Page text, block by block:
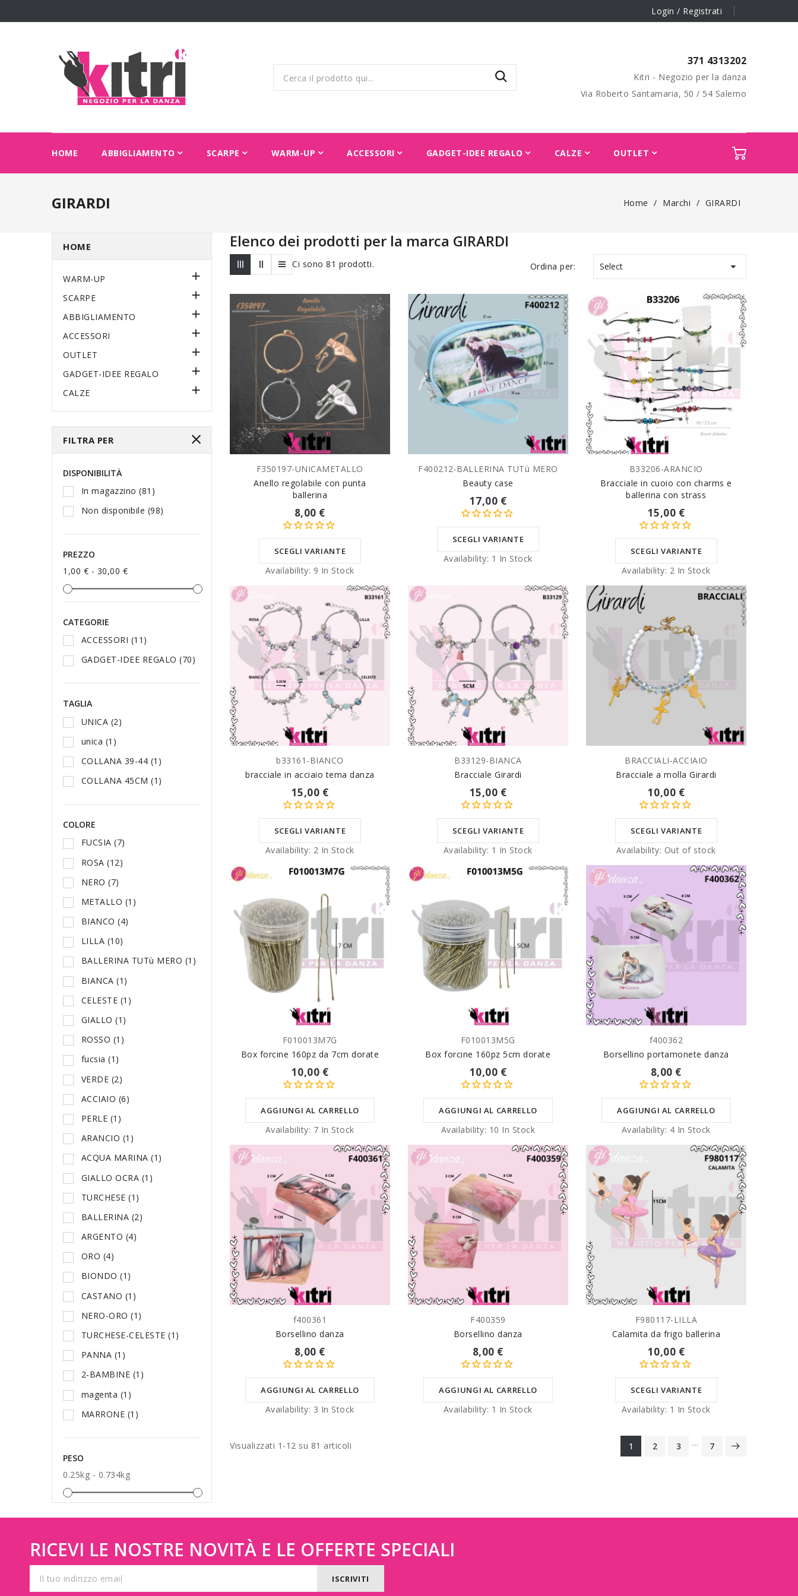
Login / Registrati
371 4313202
Kitri - Negozio per la danza
Via Roberto Santamaria, 50 / 54 Salerno
HOME ABBIGLIAMENTO SCARPE WARM-UP ACCESSORI GADGET-IDEE REGALO CALZE OUTLET
GIRARDI Home Marchi GIRARDI
HOME
WARM-UP 
SCARPE 
ABBIGLIAMENTO 
ACCESSORI 
OUTLET 
GADGET-IDEE REGALO 
CALZE 
FILTRA PER
DISPONIBILITÀ
In magazzino (81)
Non disponibile (98)
PREZZO
1,00 € - 30,00 €
CATEGORIE
ACCESSORI (11)
GADGET-IDEE REGALO (70)
TAGLIA
UNICA (2)
unica (1)
COLLANA 39-44 (1)
COLLANA 45CM (1)
COLORE
FUCSIA (7)
ROSA (12)
NERO (7)
METALLO (1)
BIANCO (4)
LILLA (10)
BALLERINA TUTù MERO (1)
BIANCA (1)
CELESTE (1)
GIALLO (1)
ROSSO (1)
fucsia (1)
VERDE (2)
ACCIAIO (6)
PERLE (1)
ARANCIO (1)
ACQUA MARINA (1)
GIALLO OCRA (1)
TURCHESE (1)
BALLERINA (2)
ARGENTO (4)
ORO (4)
BIONDO (1)
CASTANO (1)
NERO-ORO (1)
TURCHESE-CELESTE (1)
PANNA (1)
2-BAMBINE (1)
magenta (1)
MARRONE (1)
PESO
0.25kg - 0.734kg
Elenco dei prodotti per la marca GIRARDI
Ci sono 81 prodotti. Ordina per: Select 
SCEGLI VARIANTE
F350197-UNICAMETALLO
Anello regolabile con punta
ballerina
8,00 €
SCEGLI VARIANTE
Availability: 9 In Stock
SCEGLI VARIANTE
F400212-BALLERINA TUTù MERO
Beauty case
17,00 €
SCEGLI VARIANTE
Availability: 1 In Stock
SCEGLI VARIANTE
B33206-ARANCIO
Bracciale in cuoio con charms e
ballerina con strass
15,00 €
SCEGLI VARIANTE
Availability: 2 In Stock
SCEGLI VARIANTE
b33161-BIANCO
bracciale in acciaio tema danza
15,00 €
SCEGLI VARIANTE
Availability: 2 In Stock
SCEGLI VARIANTE
B33129-BIANCA
Bracciale Girardi
15,00 €
SCEGLI VARIANTE
Availability: 1 In Stock
SCEGLI VARIANTE
BRACCIALI-ACCIAIO
Bracciale a molla Girardi
10,00 €
SCEGLI VARIANTE
Availability: Out of stock
AGGIUNGI AL CARRELLO
F010013M7G
Box forcine 160pz da 7cm dorate
10,00 €
AGGIUNGI AL CARRELLO
Availability: 7 In Stock
AGGIUNGI AL CARRELLO
F010013M5G
Box forcine 160pz 5cm dorate
10,00 €
AGGIUNGI AL CARRELLO
Availability: 10 In Stock
AGGIUNGI AL CARRELLO
f400362
Borsellino portamonete danza
8,00 €
AGGIUNGI AL CARRELLO
Availability: 4 In Stock
AGGIUNGI AL CARRELLO
f400361
Borsellino danza
8,00 €
AGGIUNGI AL CARRELLO
Availability: 3 In Stock
AGGIUNGI AL CARRELLO
F400359
Borsellino danza
8,00 €
AGGIUNGI AL CARRELLO
Availability: 1 In Stock
SCEGLI VARIANTE
F980117-LILLA
Calamita da frigo ballerina
10,00 €
SCEGLI VARIANTE
Availability: 1 In Stock
Visualizzati 1-12 su 81 articoli 1 2 3 … 7
RICEVI LE NOSTRE NOVITÀ E LE OFFERTE SPECIALI